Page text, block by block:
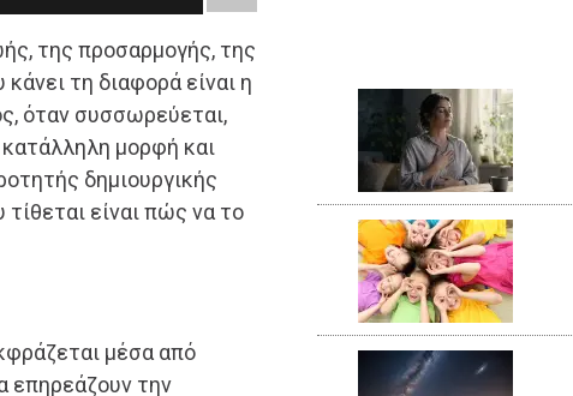
της προσαρμογής, της
τη διαφορά είναι η
όταν συσσωρεύεται,
μορφή και
δημιουργικής
είναι πώς να το
μέσα από
επηρεάζουν την